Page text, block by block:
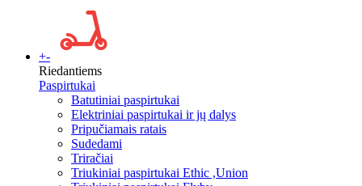
+-
Riedantiems
Paspirtukai
Batutiniai paspirtukai
Elektriniai paspirtukai ir jų dalys
Pripučiamais ratais
Sudedami
Triračiai
Triukiniai paspirtukai Ethic ,Union